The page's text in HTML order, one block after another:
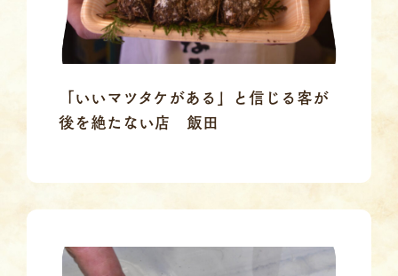
「いいマツタケがある」と信じる客が
後を絶たない店 飯田